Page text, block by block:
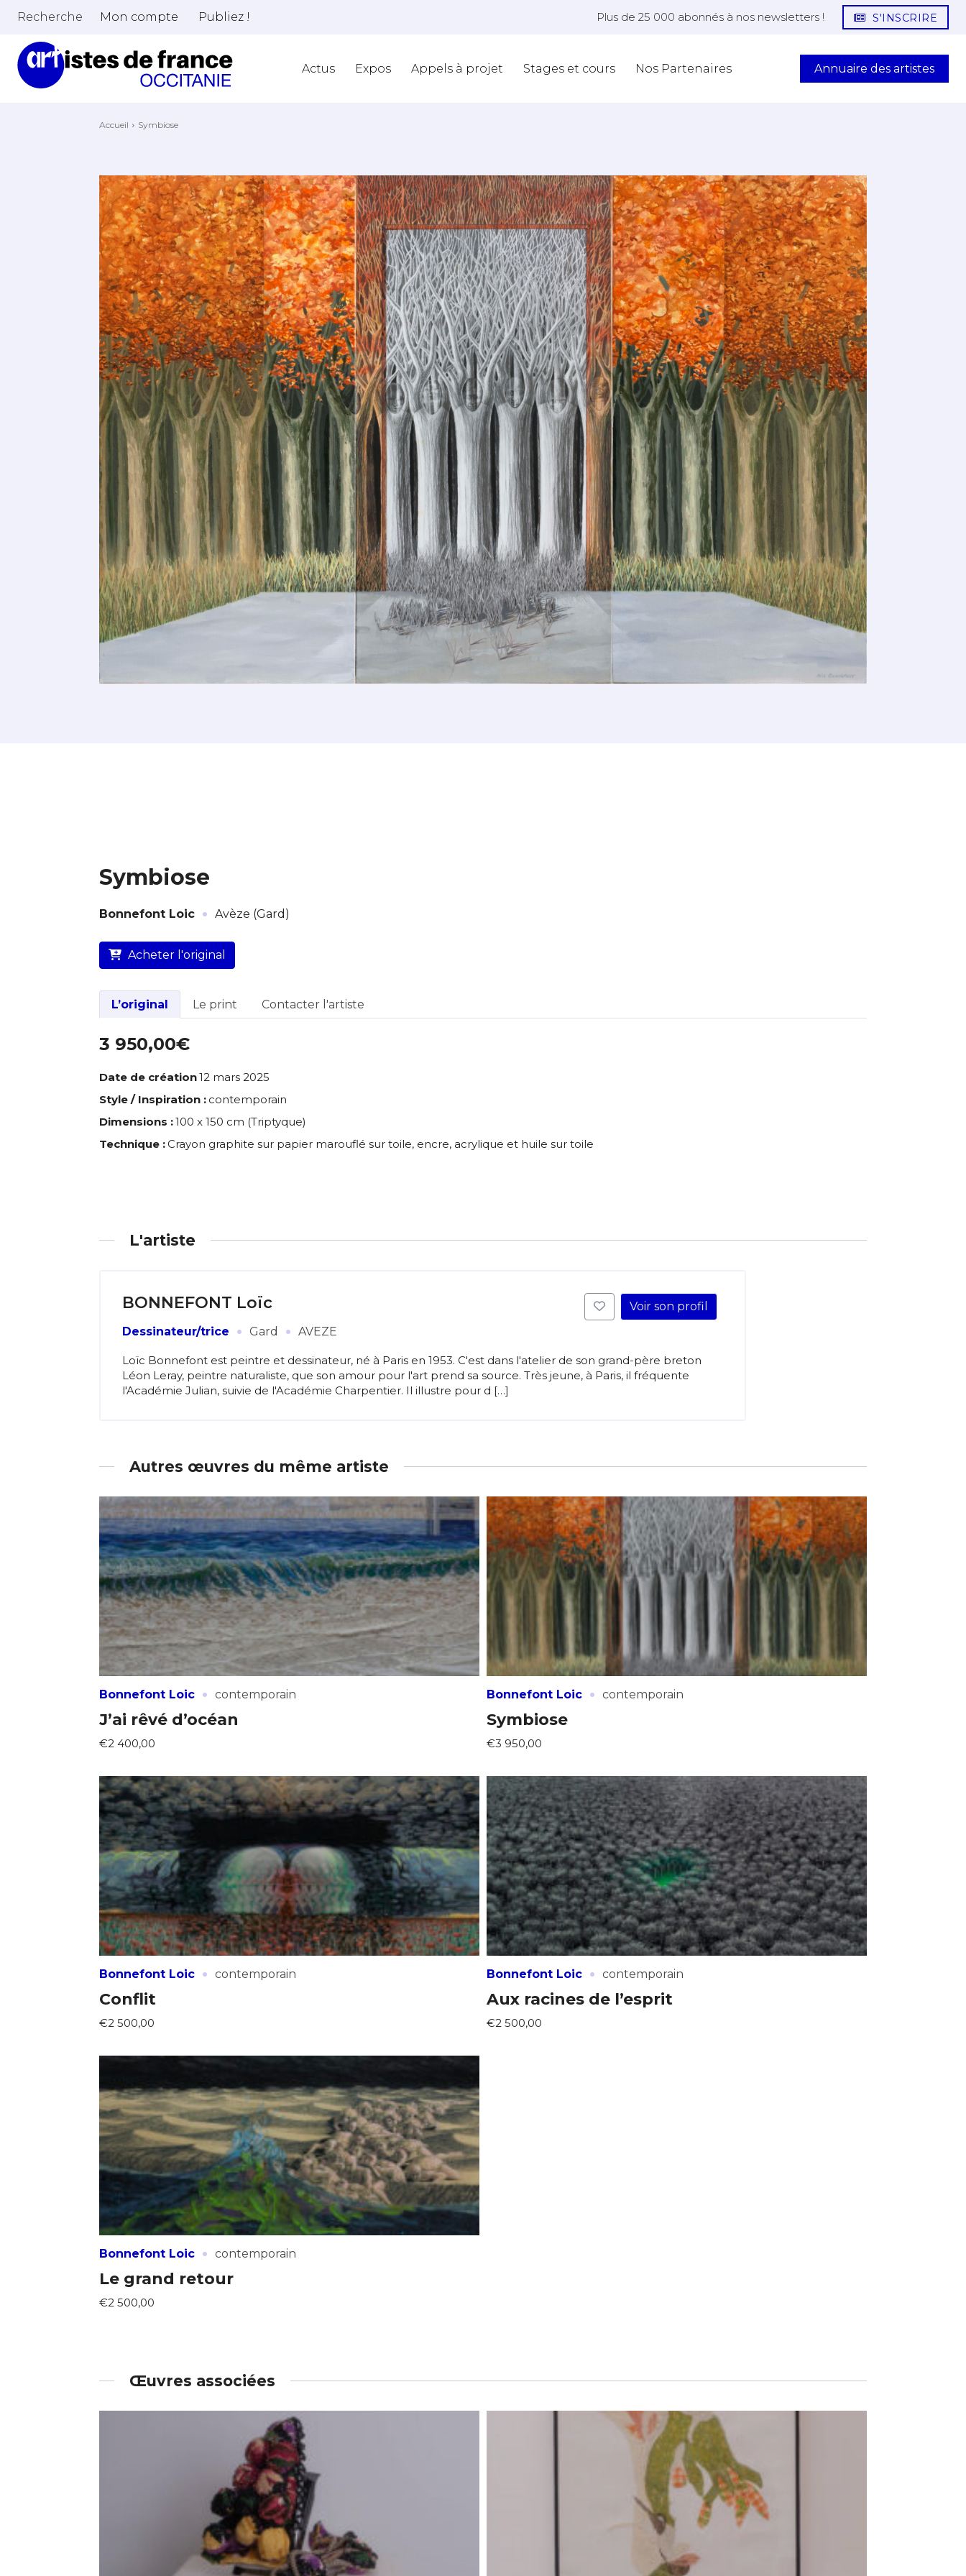
Nom
Prénom
J'accepte lestermes et conditions
* Champ obligatoire
J'accepte les
* Champ obligatoire
Recherche Mon compte Publiez ! Plus de 25 000 abonnés à nos newsletters ! S'INSCRIRE
Actus Expos Appels à projet Stages et cours Nos Partenaires Annuaire des artistes
Accueil Symbiose
L’artiste assume l’entière responsabilité de cette annonce ainsi que la vente et la livraison de l’œuvre originale.
Symbiose
Bonnefont Loic · Avèze (Gard)
Acheter l'original
L’original Le print Contacter l'artiste
3 950,00€
Date de création12 mars 2025
Style / Inspiration : contemporain
Dimensions :100 x 150 cm (Triptyque)
Technique : Crayon graphite sur papier marouflé sur toile, encre, acrylique et huile sur toile
L'artiste
BONNEFONT Loïc
Dessinateur/trice · Gard · AVEZE
Voir son profil
Loïc Bonnefont est peintre et dessinateur, né à Paris en 1953. C'est dans l'atelier de son grand-père breton
Léon Leray, peintre naturaliste, que son amour pour l'art prend sa source. Très jeune, à Paris, il fréquente
l'Académie Julian, suivie de l'Académie Charpentier. Il illustre pour d […]
Autres œuvres du même artiste
Bonnefont Loic · contemporain
J’ai rêvé d’océan
€2 400,00
Bonnefont Loic · contemporain
Symbiose
€3 950,00
Bonnefont Loic · contemporain
Conflit
€2 500,00
Bonnefont Loic · contemporain
Aux racines de l’esprit
€2 500,00
Bonnefont Loic · contemporain
Le grand retour
€2 500,00
Œuvres associées